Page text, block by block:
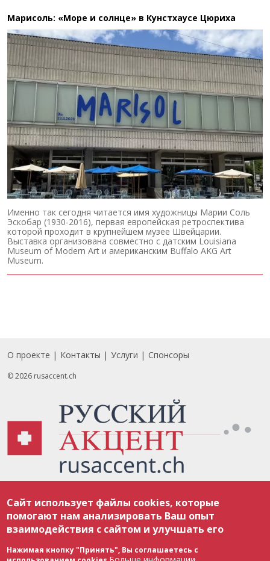
Марисоль: «Море и солнце» в Кунстхаусе Цюриха
Именно так сегодня читается имя художницы Марии Соль
Эскобар (1930-2016), первая европейская ретроспектива
которой проходит в крупнейшем музее Швейцарии.
Выставка организована совместно с датским Louisiana
Museum of Modern Art и американским Buffalo AKG Art
Museum.
Footer
О проекте Контакты Услуги Спонсоры
© 2026 rusaccent.ch
соответствии с законодательством Швейцарии об авторском праве и
международными соглашениями. Полное или частичное использование
материалов возможно только с разрешения редакции. В случае полного
или частичного воспроизведения материалов сайта rusaccent.ch,
ОБЯЗАТЕЛЬНА АКТИВНАЯ ГИПЕРССЫЛКА на конкретный заимствованный
текст. Фотоизображения, размещенные редакцией rusaccent.ch, являются
ее исключительной собственностью. Полное или частичное
Сайт использует файлы cookies, которые
помогают нам анализировать Ваш опыт
взаимодействия с сайтом и улучшать его
Нажимая кнопку "Принять", Вы соглашаетесь с